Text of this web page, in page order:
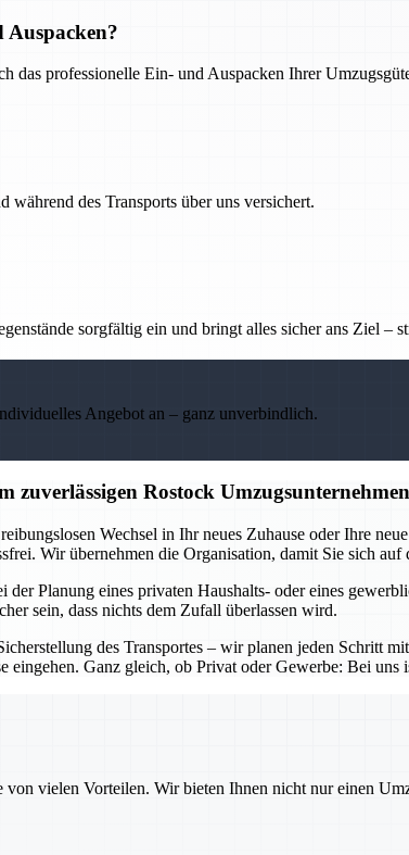
das professionelle Ein- und Auspacken Ihrer
während des Transports über uns versichert.
sorgfältig ein und bringt alles sicher ans Ziel –
Angebot an – ganz unverbindlich.
zuverlässigen Rostock
Wechsel in Ihr neues Zuhause oder Ihre
Wir übernehmen die Organisation, damit Sie sich auf
der Planung eines privaten Haushalts- oder eines
sein, dass nichts dem Zufall überlassen wird.
des Transportes – wir planen jeden Schritt
Ganz gleich, ob Privat oder Gewerbe: Bei uns
vielen Vorteilen. Wir bieten Ihnen nicht nur einen